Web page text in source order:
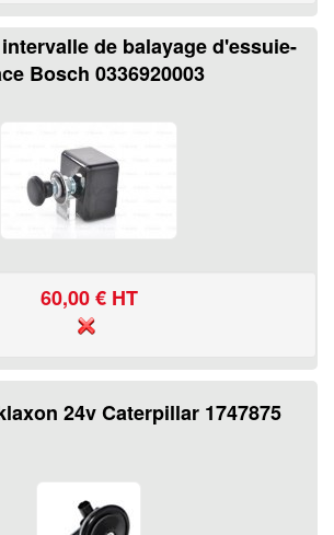
de balayage d'essuie-
Bosch 0336920003
60,00€ HT
24v Caterpillar 1747875